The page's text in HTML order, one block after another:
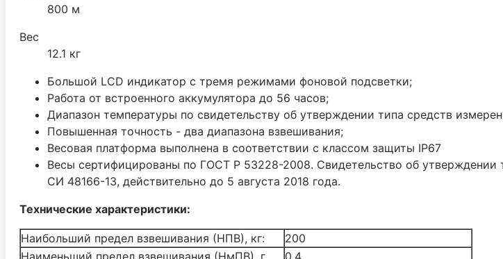
800 м
Вес
12.1 кг
Большой LCD индикатор с тремя режимами фоновой подсветки;
Работа от встроенного аккумулятора до 56 часов;
Диапазон температуры по свидетельству об утверждении типа средств
Повышенная точность - два диапазона взвешивания;
Весовая платформа выполнена в соответствии с классом защиты IP67
Весы сертифицированы по ГОСТ P 53228-2008. Свидетельство об
СИ 48166-13, действительно до 5 августа 2018 года.
Технические характеристики:
Наибольший предел взвешивания (НПВ), кг:
200
Наименьший предел взвешивания (НмПВ), г
0,4